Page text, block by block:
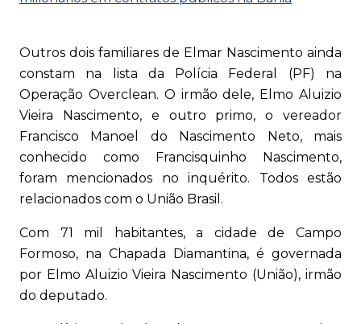
Outros dois familiares de Elmar Nascimento ainda
constam na lista da Polícia Federal (PF) na
Operação Overclean. O irmão dele, Elmo Aluizio
Vieira Nascimento, e outro primo, o vereador
Francisco Manoel do Nascimento Neto, mais
conhecido como Francisquinho Nascimento,
foram mencionados no inquérito. Todos estão
relacionados com o União Brasil.
Com 71 mil habitantes, a cidade de Campo
Formoso, na Chapada Diamantina, é governada
por Elmo Aluizio Vieira Nascimento (União), irmão
do deputado.